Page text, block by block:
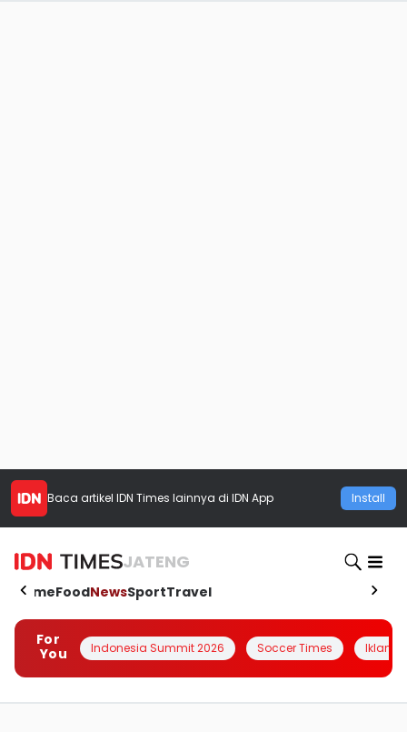
Baca artikel IDN Times lainnya di IDN App Install
JATENG
HomeFoodNewsSportTravel
For
You
Indonesia Summit 2026 Soccer Times Iklanin